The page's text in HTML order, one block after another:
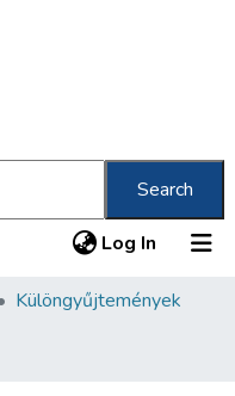
Search
Log In (current)
Különgyűjtemények